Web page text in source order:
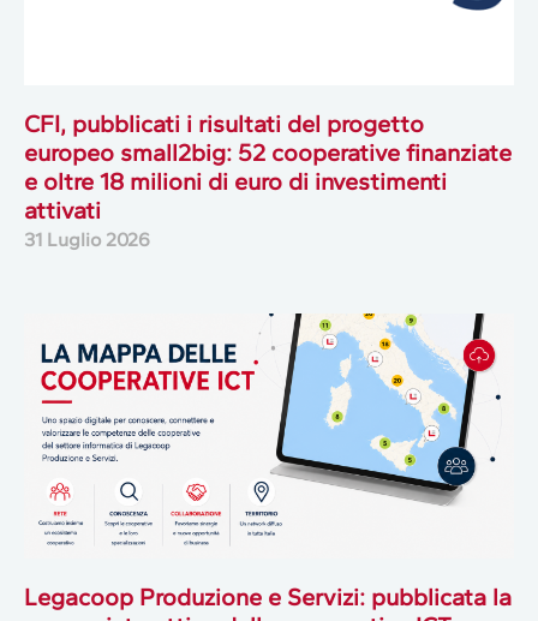
CFI, pubblicati i risultati del progetto
europeo small2big: 52 cooperative finanziate
e oltre 18 milioni di euro di investimenti
attivati
31 Luglio 2026
Legacoop Produzione e Servizi: pubblicata la